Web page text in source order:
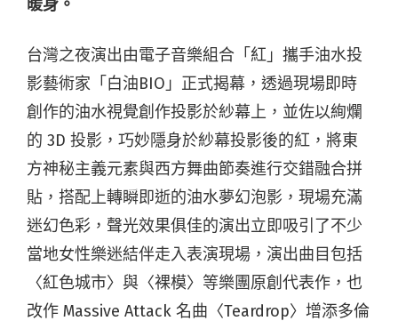
暖身。
台灣之夜演出由電子音樂組合「紅」攜手油水投
影藝術家「白油BIO」正式揭幕，透過現場即時
創作的油水視覺創作投影於紗幕上，並佐以絢爛
的 3D 投影，巧妙隱身於紗幕投影後的紅，將東
方神秘主義元素與西方舞曲節奏進行交錯融合拼
貼，搭配上轉瞬即逝的油水夢幻泡影，現場充滿
迷幻色彩，聲光效果俱佳的演出立即吸引了不少
當地女性樂迷結伴走入表演現場，演出曲目包括
〈紅色城市〉與〈裸模〉等樂團原創代表作，也
改作 Massive Attack 名曲〈Teardrop〉增添多倫